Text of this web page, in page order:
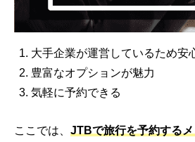
大手企業が運営しているため安
豊富なオプションが魅力
気軽に予約できる
ここでは、 JTBで旅行を予約する